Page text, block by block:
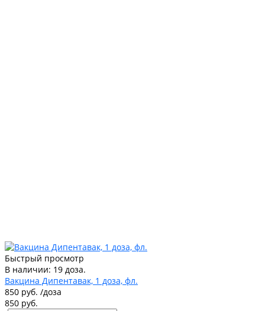
Быстрый просмотр
В наличии: 19 доза.
Вакцина Дипентавак, 1 доза, фл.
850 руб. /доза
850 руб.